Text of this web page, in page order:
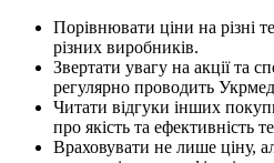
Порівнювати ціни на різні
різних виробників.
Звертати увагу на акції та
регулярно проводить
Читати відгуки інших
про якість та ефективність
Враховувати не лише ціну,